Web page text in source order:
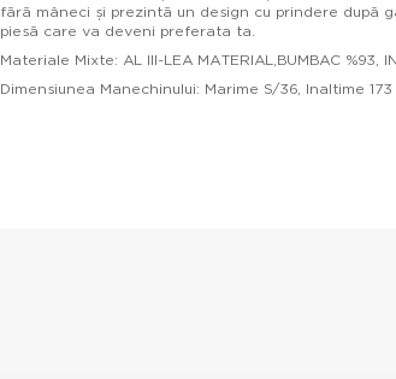
fără mâneci și prezintă un design cu prindere după
piesă care va deveni preferata ta.
Materiale Mixte: AL III-LEA MATERIAL,BUMBAC %93,
Dimensiunea Manechinului: Marime S/36, Inaltime